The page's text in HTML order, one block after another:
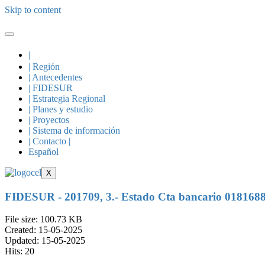
Skip to content
|
| Región
| Antecedentes
| FIDESUR
| Estrategia Regional
| Planes y estudio
| Proyectos
| Sistema de información
| Contacto |
Español
X
FIDESUR - 201709, 3.- Estado Cta bancario
File size: 100.73 KB
Created: 15-05-2025
Updated: 15-05-2025
Hits: 20